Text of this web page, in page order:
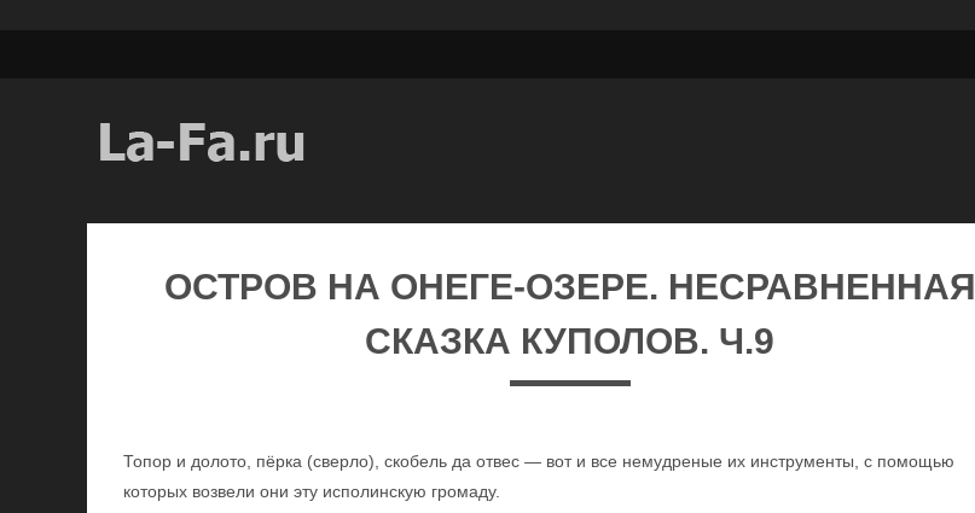
ОСТРОВ НА ОНЕГЕ-ОЗЕРЕ. НЕСРАВНЕННАЯ
СКАЗКА КУПОЛОВ. Ч.9
Топор и долото, пёрка (сверло), скобель да отвес — вот и все немудреные их инструменты, с помощью
которых возвели они эту исполинскую громаду.